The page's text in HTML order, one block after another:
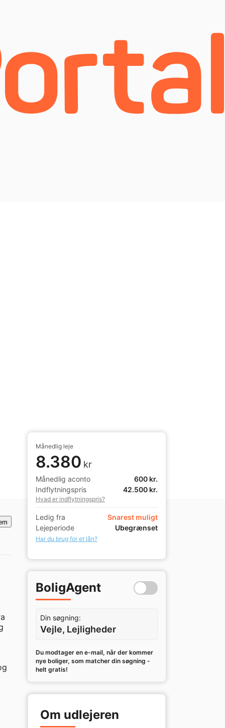
Månedlig leje
8.380 kr
Månedlig aconto
600 kr.
Indflytningspris
42.500 kr.
Hvad er indflytningspris?
Ledig fra
Snarest muligt
Lejeperiode
Ubegrænset
Har du brug for et lån?
BoligAgent
Din søgning:
Vejle, Lejligheder
Du modtager en e-mail, når der kommer
nye boliger, som matcher din søgning -
helt gratis!
Om udlejeren